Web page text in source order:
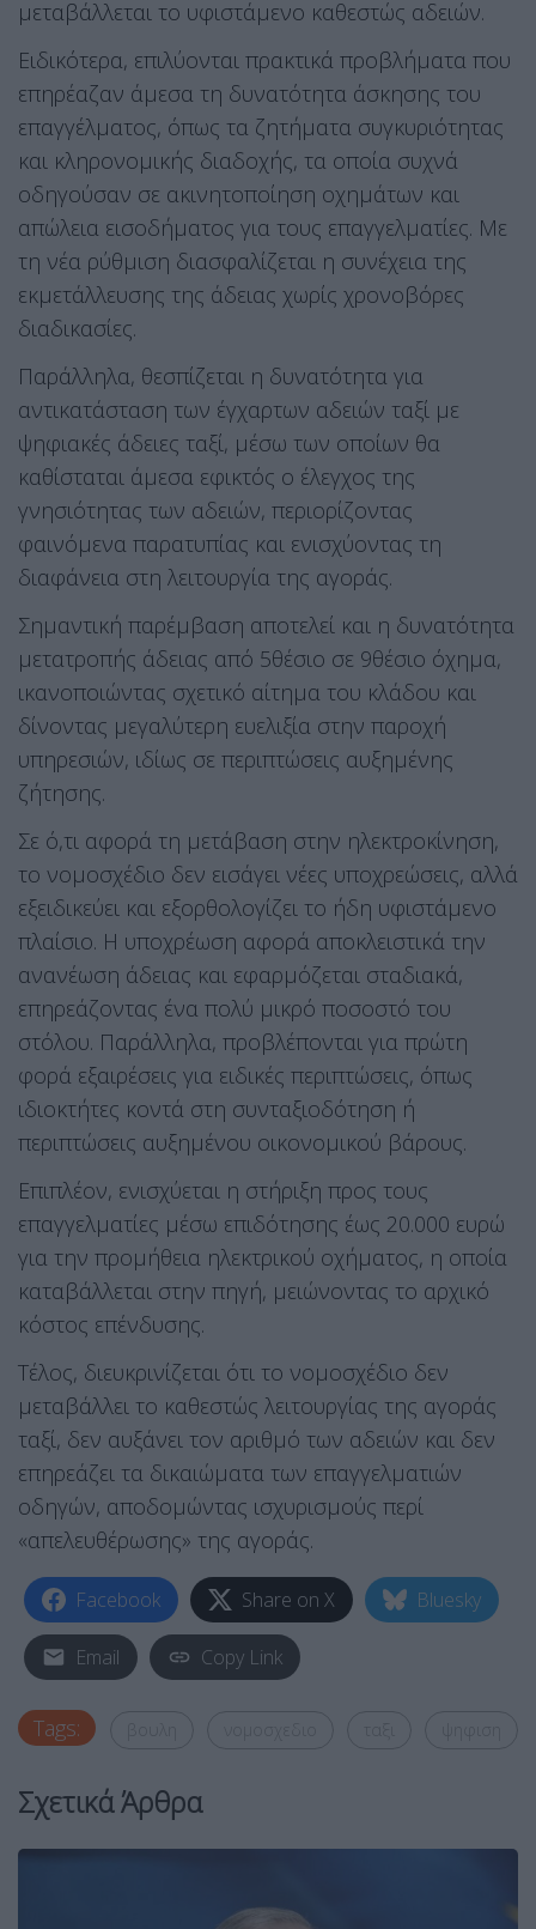
μεταβάλλεται το υφιστάμενο καθεστώς αδειών.
Ειδικότερα, επιλύονται πρακτικά προβλήματα που
επηρέαζαν άμεσα τη δυνατότητα άσκησης του
επαγγέλματος, όπως τα ζητήματα συγκυριότητας
και κληρονομικής διαδοχής, τα οποία συχνά
οδηγούσαν σε ακινητοποίηση οχημάτων και
απώλεια εισοδήματος για τους επαγγελματίες. Με
τη νέα ρύθμιση διασφαλίζεται η συνέχεια της
εκμετάλλευσης της άδειας χωρίς χρονοβόρες
διαδικασίες.
Παράλληλα, θεσπίζεται η δυνατότητα για
αντικατάσταση των έγχαρτων αδειών ταξί με
ψηφιακές άδειες ταξί, μέσω των οποίων θα
καθίσταται άμεσα εφικτός ο έλεγχος της
γνησιότητας των αδειών, περιορίζοντας
φαινόμενα παρατυπίας και ενισχύοντας τη
διαφάνεια στη λειτουργία της αγοράς.
Σημαντική παρέμβαση αποτελεί και η δυνατότητα
μετατροπής άδειας από 5θέσιο σε 9θέσιο όχημα,
ικανοποιώντας σχετικό αίτημα του κλάδου και
δίνοντας μεγαλύτερη ευελιξία στην παροχή
υπηρεσιών, ιδίως σε περιπτώσεις αυξημένης
ζήτησης.
Σε ό,τι αφορά τη μετάβαση στην ηλεκτροκίνηση,
το νομοσχέδιο δεν εισάγει νέες υποχρεώσεις, αλλά
εξειδικεύει και εξορθολογίζει το ήδη υφιστάμενο
πλαίσιο. Η υποχρέωση αφορά αποκλειστικά την
ανανέωση άδειας και εφαρμόζεται σταδιακά,
επηρεάζοντας ένα πολύ μικρό ποσοστό του
στόλου. Παράλληλα, προβλέπονται για πρώτη
φορά εξαιρέσεις για ειδικές περιπτώσεις, όπως
ιδιοκτήτες κοντά στη συνταξιοδότηση ή
περιπτώσεις αυξημένου οικονομικού βάρους.
Επιπλέον, ενισχύεται η στήριξη προς τους
επαγγελματίες μέσω επιδότησης έως 20.000 ευρώ
για την προμήθεια ηλεκτρικού οχήματος, η οποία
καταβάλλεται στην πηγή, μειώνοντας το αρχικό
κόστος επένδυσης.
Τέλος, διευκρινίζεται ότι το νομοσχέδιο δεν
μεταβάλλει το καθεστώς λειτουργίας της αγοράς
ταξί, δεν αυξάνει τον αριθμό των αδειών και δεν
επηρεάζει τα δικαιώματα των επαγγελματιών
οδηγών, αποδομώντας ισχυρισμούς περί
«απελευθέρωσης» της αγοράς.
Facebook Share on X Bluesky
Email Copy Link
Tags:
Σχετικά Άρθρα